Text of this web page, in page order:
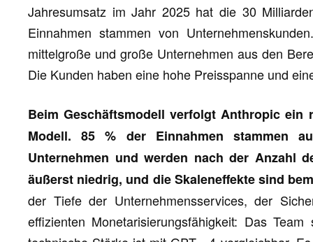
Jahresumsatz im Jahr 2025 hat die 30
Einnahmen stammen von
mittelgroße und große Unternehmen aus den
Die Kunden haben eine hohe Preisspanne und
Beim Geschäftsmodell verfolgt Anthropic ein
Modell. 85 % der Einnahmen stammen
Unternehmen und werden nach der Anzahl
äußerst niedrig, und die Skaleneffekte sind
der Tiefe der Unternehmensservices, der
effizienten Monetarisierungsfähigkeit: Das